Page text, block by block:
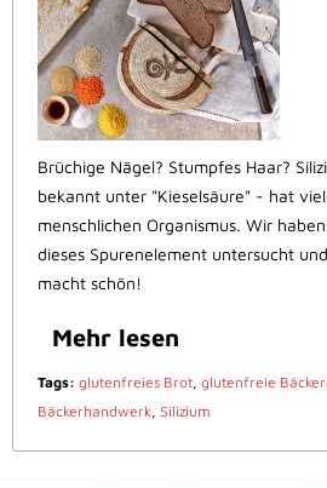
Brüchige Nägel? Stumpfes Haar?
bekannt unter "Kieselsäure" - hat
menschlichen Organismus. Wir
dieses Spurenelement untersucht
macht schön!
Mehr lesen
Tags: glutenfreies Brot, glutenfreie
Bäckerhandwerk, Silizium